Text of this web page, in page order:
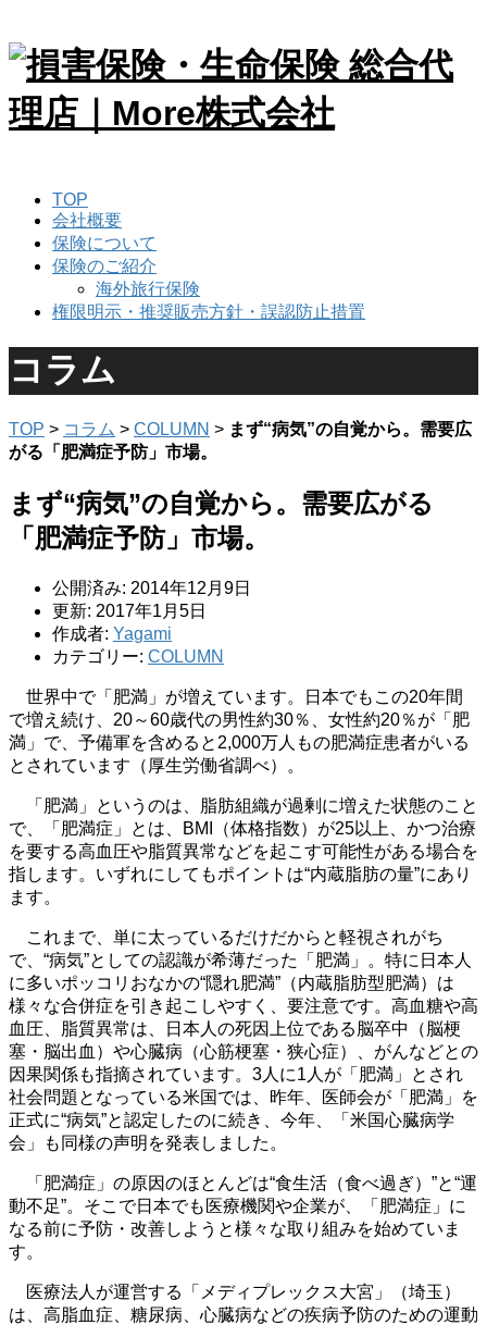
TOP
会社概要
保険について
保険のご紹介
海外旅行保険
権限明示・推奨販売方針・誤認防止措置
コラム
TOP > コラム > COLUMN > まず“病気”の自覚から。需要広
がる「肥満症予防」市場。
まず“病気”の自覚から。需要広がる
「肥満症予防」市場。
公開済み: 2014年12月9日
更新: 2017年1月5日
作成者: Yagami
カテゴリー: COLUMN
世界中で「肥満」が増えています。日本でもこの20年間
で増え続け、20～60歳代の男性約30％、女性約20％が「肥
満」で、予備軍を含めると2,000万人もの肥満症患者がいる
とされています（厚生労働省調べ）。
「肥満」というのは、脂肪組織が過剰に増えた状態のこと
で、「肥満症」とは、BMI（体格指数）が25以上、かつ治療
を要する高血圧や脂質異常などを起こす可能性がある場合を
指します。いずれにしてもポイントは“内蔵脂肪の量”にあり
ます。
これまで、単に太っているだけだからと軽視されがち
で、“病気”としての認識が希薄だった「肥満」。特に日本人
に多いポッコリおなかの“隠れ肥満”（内蔵脂肪型肥満）は
様々な合併症を引き起こしやすく、要注意です。高血糖や高
血圧、脂質異常は、日本人の死因上位である脳卒中（脳梗
塞・脳出血）や心臓病（心筋梗塞・狭心症）、がんなどとの
因果関係も指摘されています。3人に1人が「肥満」とされ
社会問題となっている米国では、昨年、医師会が「肥満」を
正式に“病気”と認定したのに続き、今年、「米国心臓病学
会」も同様の声明を発表しました。
「肥満症」の原因のほとんどは“食生活（食べ過ぎ）”と“運
動不足”。そこで日本でも医療機関や企業が、「肥満症」に
なる前に予防・改善しようと様々な取り組みを始めていま
す。
医療法人が運営する「メディプレックス大宮」（埼玉）
は、高脂血症、糖尿病、心臓病などの疾病予防のための運動